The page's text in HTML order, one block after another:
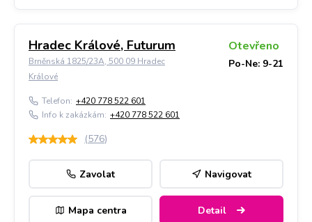
Hradec Králové, Futurum
Brněnská 1825/23A, 500 09 Hradec
Králové
Otevřeno
Po-Ne: 9-21
Telefon: +420 778 522 601
Info k zakázkám: +420 778 522 601
(576)
Zavolat Navigovat
Mapa centra Detail